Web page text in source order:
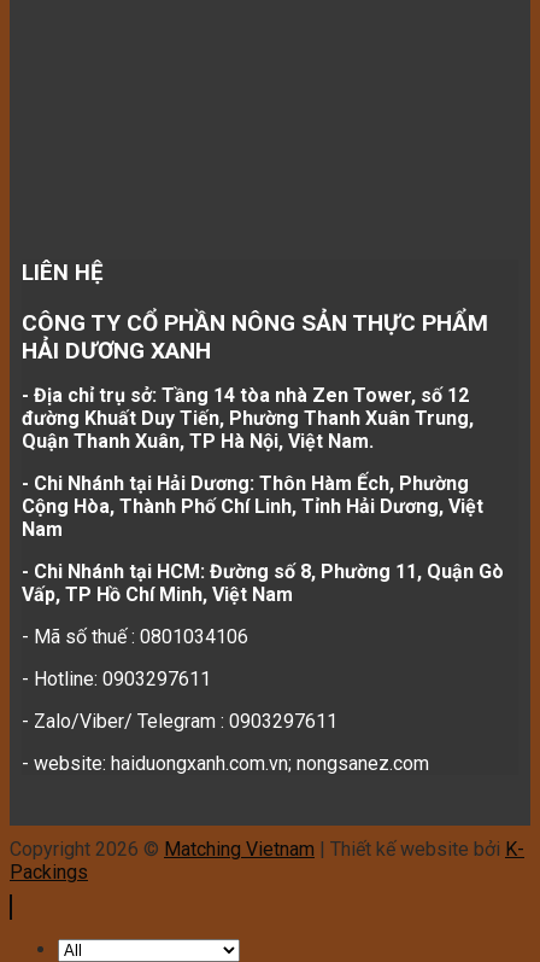
LIÊN HỆ
CÔNG TY CỔ PHẦN NÔNG SẢN THỰC PHẨM
HẢI DƯƠNG XANH
- Địa chỉ trụ sở: Tầng 14 tòa nhà Zen Tower, số 12
đường Khuất Duy Tiến, Phường Thanh Xuân Trung,
Quận Thanh Xuân, TP Hà Nội, Việt Nam.
- Chi Nhánh tại Hải Dương: Thôn Hàm Ếch, Phường
Cộng Hòa, Thành Phố Chí Linh, Tỉnh Hải Dương, Việt
Nam
- Chi Nhánh tại HCM: Đường số 8, Phường 11, Quận Gò
Vấp, TP Hồ Chí Minh, Việt Nam
- Mã số thuế : 0801034106
- Hotline: 0903297611
- Zalo/Viber/ Telegram : 0903297611
- website: haiduongxanh.com.vn; nongsanez.com
Copyright 2026 © Matching Vietnam | Thiết kế website bởi K-
Packings